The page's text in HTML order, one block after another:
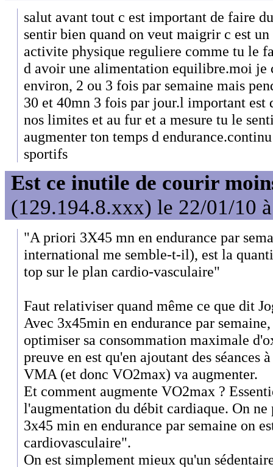
salut avant tout c est important de faire
sentir bien quand on veut maigrir c est
activite physique reguliere comme tu le
d avoir une alimentation equilibre.moi je
environ, 2 ou 3 fois par semaine mais
30 et 40mn 3 fois par jour.l important est
nos limites et au fur et a mesure tu le
augmenter ton temps d
sportifs
Est ce inutile de courir
(129.194.8.xxx) le 22/01/10
"A priori 3X45 mn en endurance par
international me semble-t-il), est la
top sur le plan cardio-vasculaire"
Faut relativiser quand même ce que dit
Avec 3x45min en endurance par
optimiser sa consommation maximale
preuve en est qu'en ajoutant des séances
VMA (et donc VO2max) va augmenter.
Et comment augmente VO2max ?
l'augmentation du débit cardiaque. On ne
3x45 min en endurance par semaine on
cardiovasculaire".
On est simplement mieux qu'un